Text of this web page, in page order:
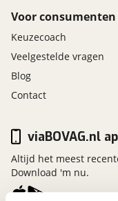
Voor consumenten
Keuzecoach
Veelgestelde vragen
Blog
Contact
viaBOVAG.nl
Altijd het meest
Download 'm nu.